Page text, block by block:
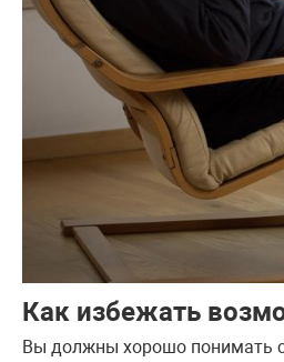
Как избежать
Вы должны хорошо понимать